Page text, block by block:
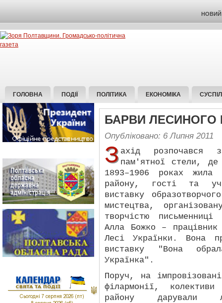
НОВИЙ
ГОЛОВНА ПОДІЇ ПОЛІТИКА ЕКОНОМІКА
БАРВИ ЛЕСИНОГО
Опубліковано: 6 Липня 2011
З ахід розпочався
пам'ятної стели,
1893–1906 роках жила
району, гості та
виставку
мистецтва,
творчістю
Алла Божко – працівник
Лесі Українки. Вона
виставку "Вона
Українка".
Поруч, на
філармонії, колективи
району дарували